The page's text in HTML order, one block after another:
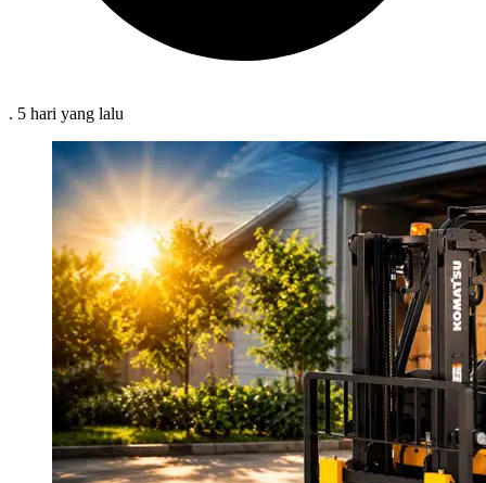
. 5 hari yang lalu